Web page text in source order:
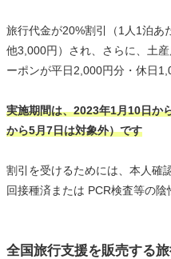
旅行代金が20%割引（1人1泊あ
他3,000円）され、さらに、土
ーポンが平日2,000円分・休日
実施期間は、2023年1月10日か
から5月7日は対象外）です
割引を受けるためには、本人確
回接種済または PCR検査等の陰
全国旅行支援を販売する